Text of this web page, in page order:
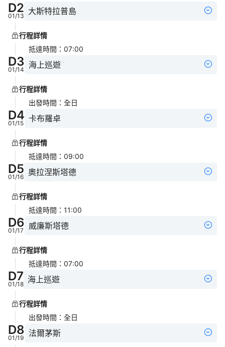
D2
01/13 大斯特拉普島
行程詳情
抵達時間 ： 07:00
D3
01/14 海上巡遊
行程詳情
出發時間 ： 全日
D4
01/15 卡布羅卓
行程詳情
抵達時間 ： 09:00
D5
01/16 奧拉涅斯塔德
行程詳情
抵達時間 ： 11:00
D6
01/17 威廉斯塔德
行程詳情
抵達時間 ： 07:00
D7
01/18 海上巡遊
行程詳情
出發時間 ： 全日
D8
01/19 法爾茅斯